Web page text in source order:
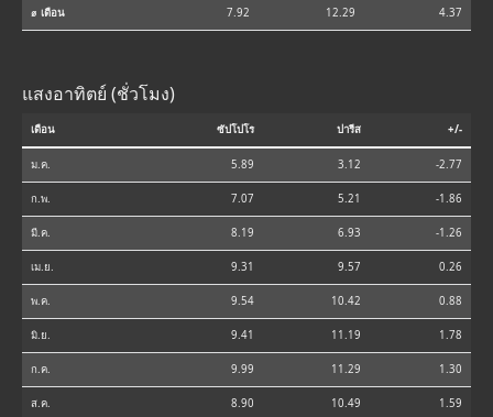
⌀ เดือน 7.92 12.29 4.37
แสงอาทิตย์ (ชั่วโมง)
เดือน ซัปโปโร ปารีส +/-
ม.ค. 5.89 3.12 -2.77
ก.พ. 7.07 5.21 -1.86
มี.ค. 8.19 6.93 -1.26
เม.ย. 9.31 9.57 0.26
พ.ค. 9.54 10.42 0.88
มิ.ย. 9.41 11.19 1.78
ก.ค. 9.99 11.29 1.30
ส.ค. 8.90 10.49 1.59